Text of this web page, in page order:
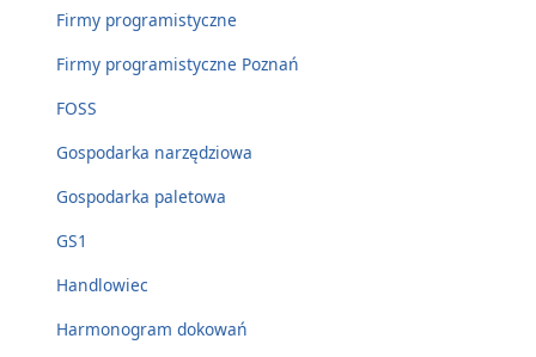
Firmy programistyczne
Firmy programistyczne Poznań
FOSS
Gospodarka narzędziowa
Gospodarka paletowa
GS1
Handlowiec
Harmonogram dokowań